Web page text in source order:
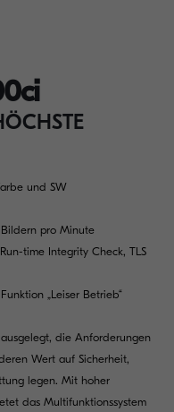
und SW
Bildern pro Minute
time Integrity Check, TLS
„Leiser Betrieb“
die Anforderungen
Wert auf Sicherheit,
legen. Mit hoher
das Multifunktionssystem